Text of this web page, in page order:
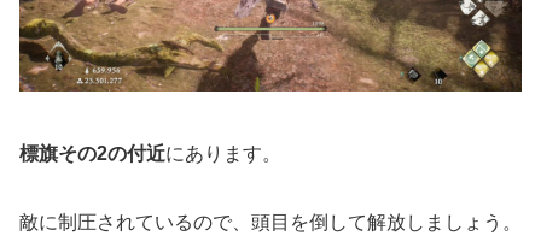
標旗その2の付近にあります。
敵に制圧されているので、頭目を倒して解放しましょう。